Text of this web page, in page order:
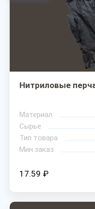
Нитриловые
Материал
Сырье
Тип товара
Мин.заказ
17.59 ₽